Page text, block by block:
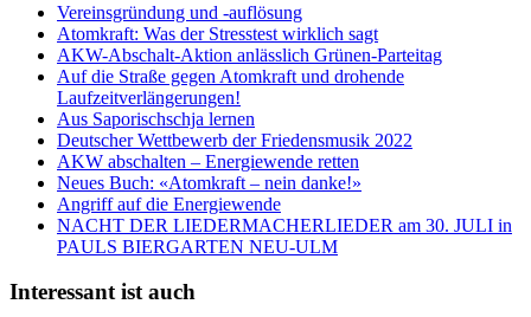
Vereinsgründung und -auflösung
Atomkraft: Was der Stresstest wirklich sagt
AKW-Abschalt-Aktion anlässlich Grünen-Parteitag
Auf die Straße gegen Atomkraft und drohende
Laufzeitverlängerungen!
Aus Saporischschja lernen
Deutscher Wettbewerb der Friedensmusik 2022
AKW abschalten – Energiewende retten
Neues Buch: «Atomkraft – nein danke!»
Angriff auf die Energiewende
NACHT DER LIEDERMACHERLIEDER am 30. JULI in
PAULS BIERGARTEN NEU-ULM
Interessant ist auch